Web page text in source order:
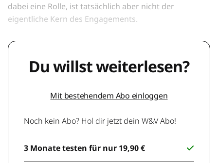
dabei eine Rolle, ist tatsächlich aber nicht der
eigentliche Kern des Engagements.
Du willst weiterlesen?
Mit bestehendem Abo einloggen
Noch kein Abo? Hol dir jetzt dein W&V Abo!
3 Monate testen für nur 19,90 €